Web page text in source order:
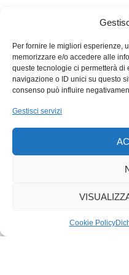
Per fornire le migliori esperienze,
memorizzare e/o accedere alle
queste tecnologie ci permetterà di
navigazione o ID unici su questo
consenso può influire
Gestisci servizi
Cookie Policy
Insomma, dati alla mano,
Champions League mista?
Ticino avanziamo molto a
femminile, a causa degli
seguito ridottissimo, ha
Nell’hockey su ghiaccio le
sono seguite da un pubblico